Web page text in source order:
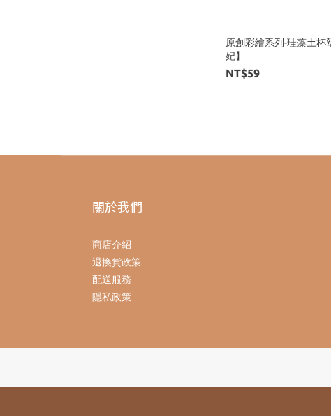
原創彩繪系列-珪藻土杯
妃】
NT$59
關於我們
商店介紹
退換貨政策
配送服務
隱私政策